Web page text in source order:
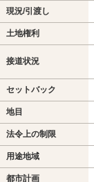
現況/引渡し
土地権利
接道状況
セットバック
地目
法令上の制限
用途地域
都市計画